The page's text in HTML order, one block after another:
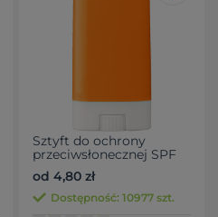
Sztyft do ochrony
przeciwsłonecznej SPF
30
od 4,80 zł
Dostępność: 10977 szt.